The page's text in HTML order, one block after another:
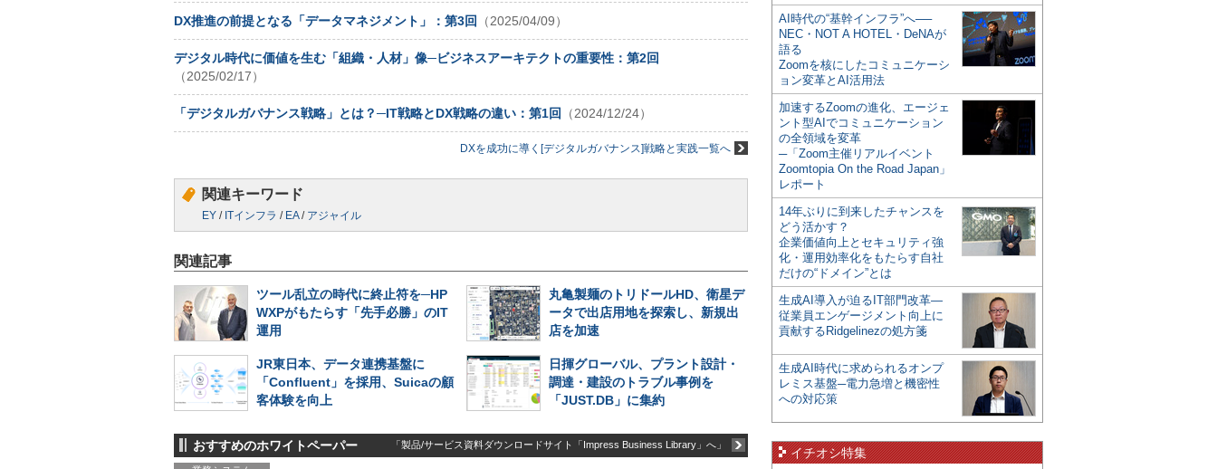
DX推進の前提となる「データマネジメント」：第3回 （2025/04/09）
デジタル時代に価値を生む「組織・人材」像─ビジネスアーキテクトの重要性：第2回
（2025/02/17）
「デジタルガバナンス戦略」とは？─IT戦略とDX戦略の違い：第1回 （2024/12/24）
DXを成功に導く[デジタルガバナンス]戦略と実践一覧へ
関連キーワード
EY / ITインフラ / EA/ アジャイル
関連記事
ツール乱立の時代に終止符を─HP
WXPがもたらす「先手必勝」のIT
運用
丸亀製麺のトリドールHD、衛星デ
ータで出店用地を探索し、新規出
店を加速
JR東日本、データ連携基盤に
「Confluent」を採用、Suicaの顧
客体験を向上
日揮グローバル、プラント設計・
調達・建設のトラブル事例を
「JUST.DB」に集約
おすすめのホワイトペーパー 「製品/サービス資料ダウンロードサイト「Impress Business Library」へ」
AI時代の“基幹インフラ”へ──
NEC・NOT A HOTEL・DeNAが
語る
Zoomを核にしたコミュニケーシ
ョン変革とAI活用法
加速するZoomの進化、エージェ
ント型AIでコミュニケーション
の全領域を変革
─「Zoom主催リアルイベント
Zoomtopia On the Road Japan」
レポート
14年ぶりに到来したチャンスを
どう活かす？
企業価値向上とセキュリティ強
化・運用効率化をもたらす自社
だけの“ドメイン”とは
生成AI導入が迫るIT部門改革―
従業員エンゲージメント向上に
貢献するRidgelinezの処方箋
生成AI時代に求められるオンプ
レミス基盤─電力急増と機密性
への対応策
イチオシ特集